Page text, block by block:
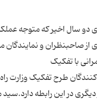
دو سال اخیر که متوجه